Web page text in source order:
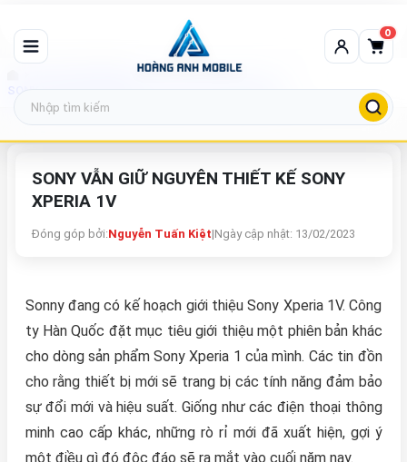
0
SONY VẪN GIỮ NGUYÊN THIẾT KẾ SONY XPERIA 1V
SONY VẪN GIỮ NGUYÊN THIẾT KẾ SONY
XPERIA 1V
Đóng góp bởi:Nguyễn Tuấn Kiệt|Ngày cập nhật: 13/02/2023
Sonny đang có kế hoạch giới thiệu Sony Xperia 1V. Công
ty Hàn Quốc đặt mục tiêu giới thiệu một phiên bản khác
cho dòng sản phẩm Sony Xperia 1 của mình. Các tin đồn
cho rằng thiết bị mới sẽ trang bị các tính năng đảm bảo
sự đổi mới và hiệu suất. Giống như các điện thoại thông
minh cao cấp khác, những rò rỉ mới đã xuất hiện, gợi ý
một điều gì đó độc đáo sẽ ra mắt vào cuối năm nay.